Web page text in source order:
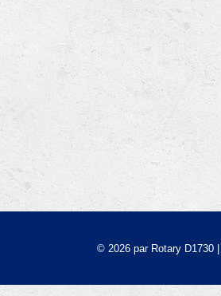
© 2026 par Rotary D1730 |